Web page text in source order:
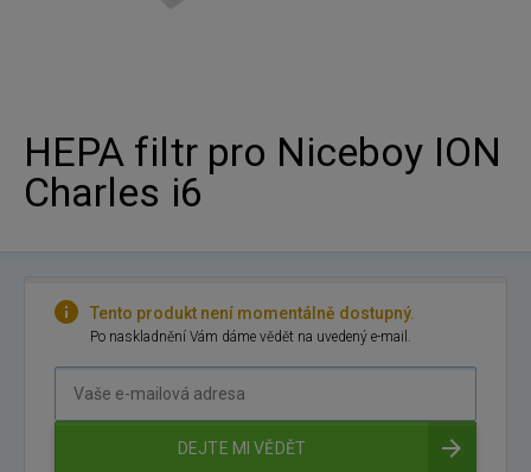
HEPA filtr pro Niceboy ION
Charles i6
Tento produkt není momentálně dostupný.
Po naskladnění Vám dáme vědět na uvedený e-mail.
DEJTE MI VĚDĚT